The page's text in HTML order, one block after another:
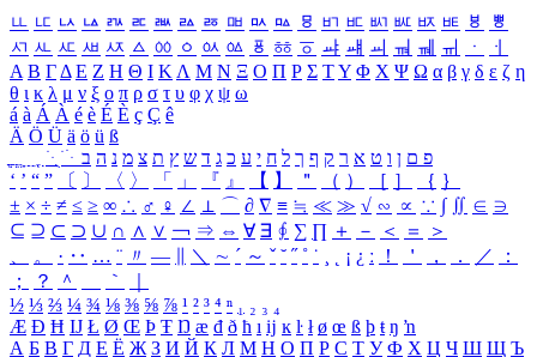
ㅥ ㅦ ㅧ ㅨ ㅩ ㅪ ㅫ ㅬ ㅭ ㅮ ㅯ ㅰ ㅱ ㅲ ㅳ ㅴ ㅵ ㅶ ㅷ ㅸ
ㅹ
ㅺ ㅻ ㅼ ㅽ ㅾ ㅿ ㆀ ㆁ ㆂ ㆃ ㆄ ㆅ ㆆ ㆇ ㆈ ㆉ ㆊ ㆋ ㆌ ㆍ
ㆎ
Α Β ΓΔ Ε Ζ Η Θ Ι ΚΛ Μ Ν Ξ Ο Π Ρ Σ ΤΥ Φ Χ Ψ Ω α β γ δ ε ζ η
θ ι κ λ μ ν ξ ο π ρ σ τ υ φ χ ψ ω
á à Á À é è É È ç Ç ê
Ä Ö Ü ä ö ü ß
ִֶֹ ֻּ ׁׂ פ ם ן ו ט א ר ק ף ך ל ח י ע כ ג ד ש ץ ת צ מ נ ה ב
‘ ’ “ ” 〔 〕 〈 〉 「 」 『 』 【 】 ＂ （ ） ［ ］ ｛ ｝
± × ÷ ≠ ≤ ≥ ∞ ∴ ♂ ♀ ∠ ⊥ ⌒ ∂ ∇ ≡ ≒ ≪ ≫ √ ∽ ∝ ∵ ∫ ∬ ∈ ∋
⊆ ⊇ ⊂ ⊃ ∪ ∩ ∧ ∨ ￢ ⇒ ⇔ ∀ ∃ ∮ ∑ ∏ ＋ － ＜ ＝
＞
、
。 · ‥ … ¨ 〃 ― ＼ ∼ ´ ～ ˇ ˘ ˝ ˚ ˙ ¸ ¡ ¿ ː ！ ＇ ， ． ／
：
；
？ ＾ ｀
½ ⅓ ⅔ ¼ ¾ ⅛ ⅜ ⅝ ⅞ ¹ ² ³ ⁴ ⁿ ₁ ₂ ₃ ₄
Æ Ð Ħ Ĳ Ł Ø Œ Þ Ŧ Ŋ æ đ ð ħ ı ĳ ĸ ŀ ł ø œ ß þ ŧ ŋ ŉ
А Б В Г Д Е Ё Ж З И Й К Л М Н О П Р С Т У Ф Х Ц Ч Ш Щ Ъ